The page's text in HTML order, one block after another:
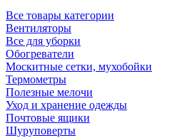
Все товары категории
Вентиляторы
Все для уборки
Обогреватели
Москитные сетки, мухобойки
Термометры
Полезные мелочи
Уход и хранение одежды
Почтовые ящики
Шуруповерты